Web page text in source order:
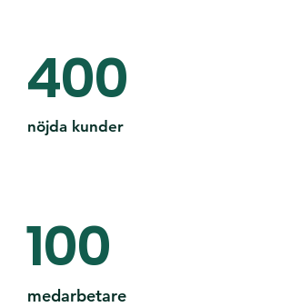
400
nöjda kunder
100
medarbetare